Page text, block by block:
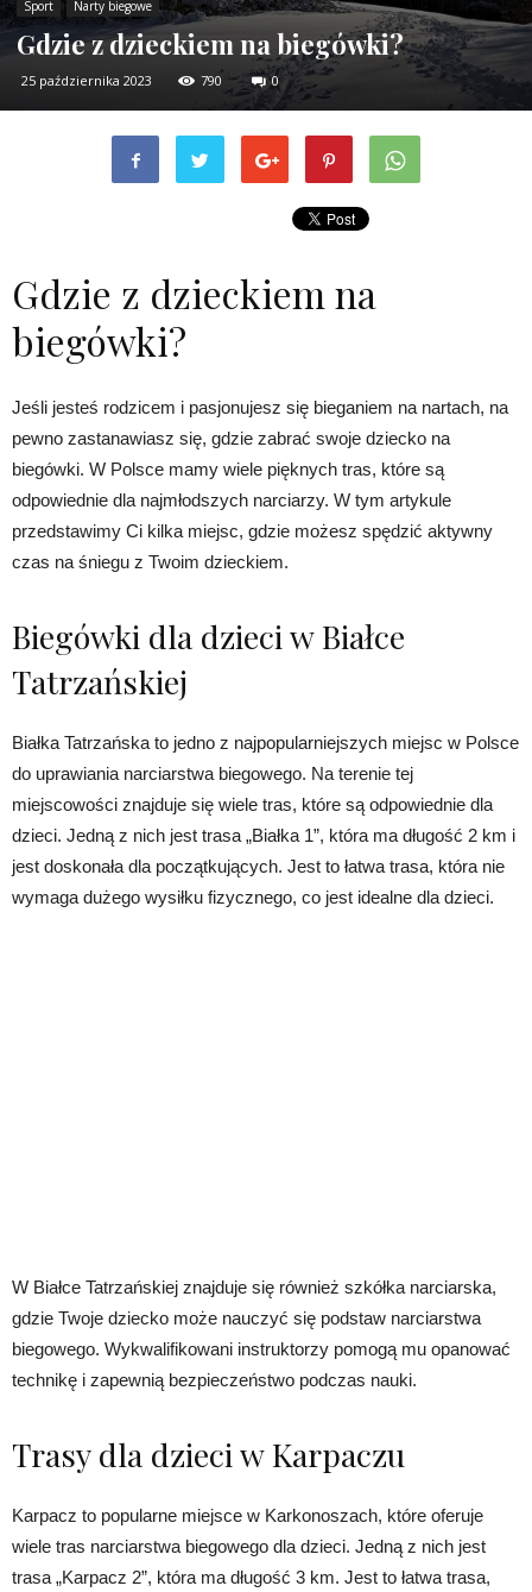
Sport Narty biegowe
Gdzie z dzieckiem na biegówki?
25 października 2023 790 0
Gdzie z dzieckiem na
biegówki?
Jeśli jesteś rodzicem i pasjonujesz się bieganiem na nartach, na
pewno zastanawiasz się, gdzie zabrać swoje dziecko na
biegówki. W Polsce mamy wiele pięknych tras, które są
odpowiednie dla najmłodszych narciarzy. W tym artykule
przedstawimy Ci kilka miejsc, gdzie możesz spędzić aktywny
czas na śniegu z Twoim dzieckiem.
Biegówki dla dzieci w Białce
Tatrzańskiej
Białka Tatrzańska to jedno z najpopularniejszych miejsc w Polsce
do uprawiania narciarstwa biegowego. Na terenie tej
miejscowości znajduje się wiele tras, które są odpowiednie dla
dzieci. Jedną z nich jest trasa „Białka 1”, która ma długość 2 km i
jest doskonała dla początkujących. Jest to łatwa trasa, która nie
wymaga dużego wysiłku fizycznego, co jest idealne dla dzieci.
W Białce Tatrzańskiej znajduje się również szkółka narciarska,
gdzie Twoje dziecko może nauczyć się podstaw narciarstwa
biegowego. Wykwalifikowani instruktorzy pomogą mu opanować
technikę i zapewnią bezpieczeństwo podczas nauki.
Trasy dla dzieci w Karpaczu
Karpacz to popularne miejsce w Karkonoszach, które oferuje
wiele tras narciarstwa biegowego dla dzieci. Jedną z nich jest
trasa „Karpacz 2”, która ma długość 3 km. Jest to łatwa trasa,